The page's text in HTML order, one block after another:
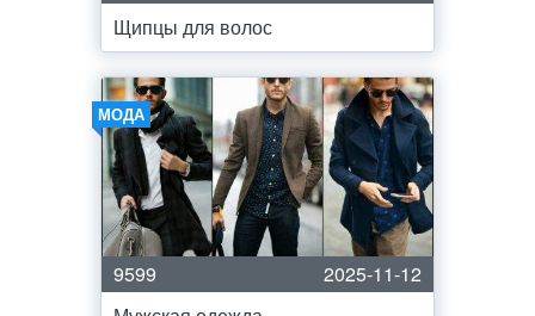
Щипцы для волос
МОДА
9599
2025-11-12